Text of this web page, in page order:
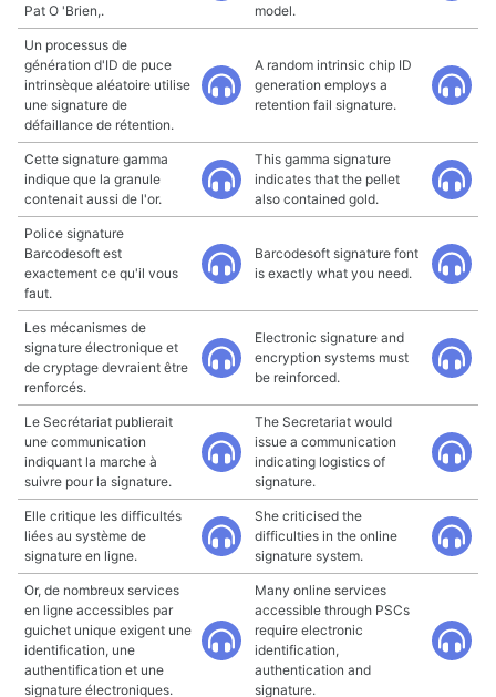
Pat O 'Brien,.
model.
Un processus de
génération d'ID de puce
intrinsèque aléatoire utilise
une signature de
défaillance de rétention.
A random intrinsic chip ID
generation employs a
retention fail signature.
Cette signature gamma
indique que la granule
contenait aussi de l'or.
This gamma signature
indicates that the pellet
also contained gold.
Police signature
Barcodesoft est
exactement ce qu'il vous
faut.
Barcodesoft signature font
is exactly what you need.
Les mécanismes de
signature électronique et
de cryptage devraient être
renforcés.
Electronic signature and
encryption systems must
be reinforced.
Le Secrétariat publierait
une communication
indiquant la marche à
suivre pour la signature.
The Secretariat would
issue a communication
indicating logistics of
signature.
Elle critique les difficultés
liées au système de
signature en ligne.
She criticised the
difficulties in the online
signature system.
Or, de nombreux services
en ligne accessibles par
guichet unique exigent une
identification, une
authentification et une
signature électroniques.
Many online services
accessible through PSCs
require electronic
identification,
authentication and
signature.